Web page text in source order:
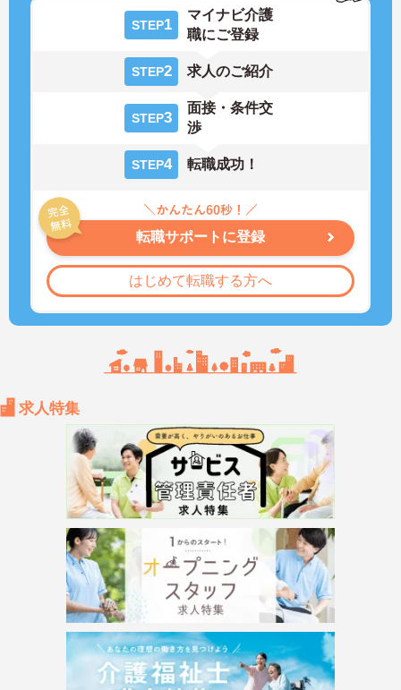
STEP1
マイナビ介護
職にご登録
STEP2 求人のご紹介
STEP3
面接・条件交
渉
STEP4 転職成功！
転職サポートに登録
はじめて転職する方へ
求人特集